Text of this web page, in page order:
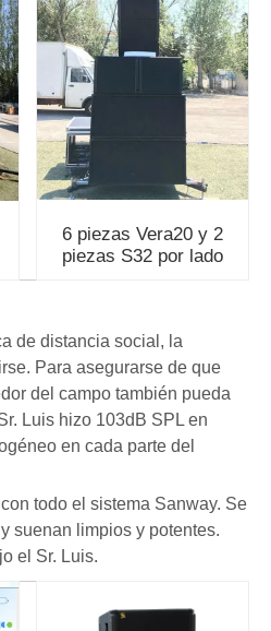
6 piezas Vera20 y 2
piezas S32 por lado
de distancia social, la
Para asegurarse de que
del campo también pueda
Luis hizo 103dB SPL en
en cada parte del
todo el sistema Sanway. Se
suenan limpios y potentes.
el Sr. Luis.